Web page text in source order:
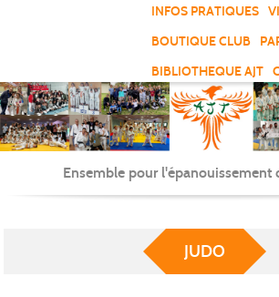
INFOS PRATIQUES
BOUTIQUE CLUB
BIBLIOTHEQUE AJT
Ensemble pour l'épanouissement
JUDO
Panneau de gestion des cookies